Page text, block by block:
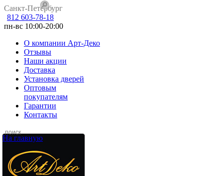
Санкт-Петербург
812 603-78-18
пн-вс 10:00-20:00
О компании Арт-Деко
Отзывы
Наши акции
Доставка
Установка дверей
Оптовым
покупателям
Гарантии
Контакты
На главную